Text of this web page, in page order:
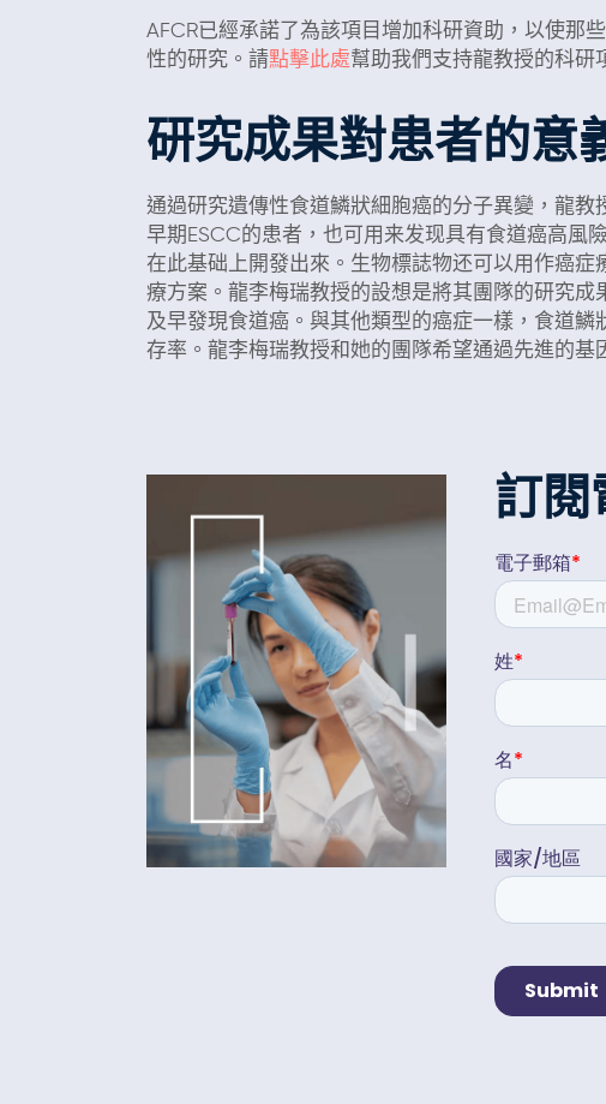
AFCR已經承諾了為該項目增加科研資助，以使那
性的研究。請點擊此處幫助我們支持龍教授的科研
研究成果對患者的意
通過研究遺傳性食道鱗狀細胞癌的分子異變，龍
早期ESCC的患者，也可用来发现具有食道癌高風
在此基础上開發出來。生物標誌物还可以用作癌
療方案。龍李梅瑞教授的設想是將其團隊的研究
及早發現食道癌。與其他類型的癌症一樣，食道
存率。龍李梅瑞教授和她的團隊希望通過先進的基
訂閱